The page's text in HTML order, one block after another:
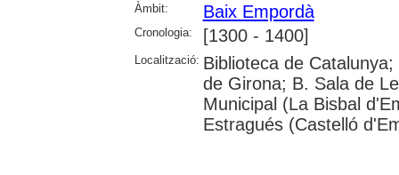
Àmbit:
Baix Empordà
Cronologia: [1300 - 1400]
Localització: Biblioteca de
de Girona; B. Sala de
Municipal (La Bisbal
Estragués (Castelló